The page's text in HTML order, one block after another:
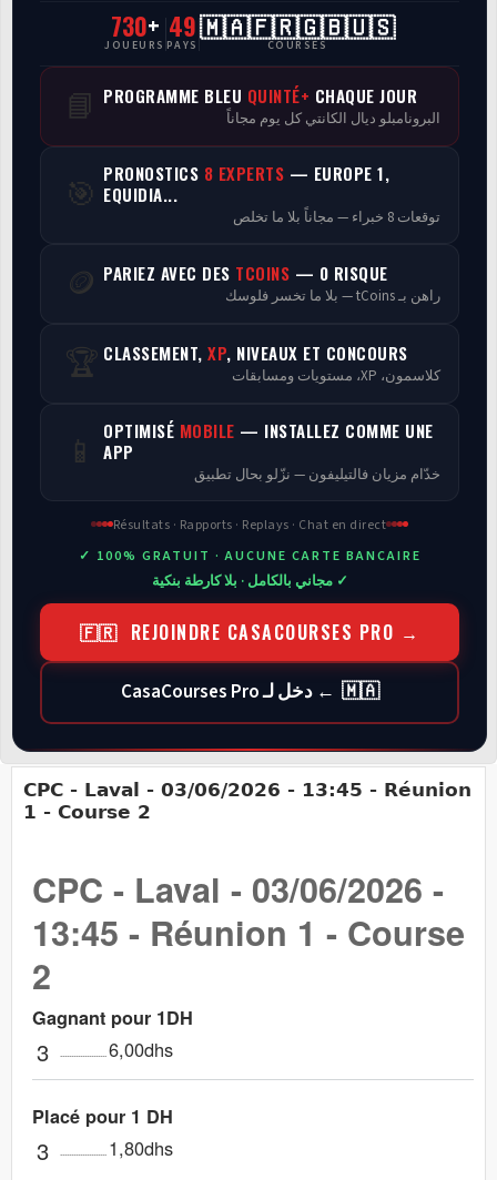
CasaCourses Pro
Resultats/Rapport CPCs
Discussion
Programmes
730+
JOUEURS
49
PAYS
🇲🇦🇫🇷🇬🇧🇺🇸
COURSES
📘 PROGRAMME BLEU QUINTÉ+ CHAQUE JOUR
البرونامبلو ديال الكانتي كل يوم مجاناً
🎯 PRONOSTICS 8 EXPERTS — EUROPE 1,
EQUIDIA...
توقعات 8 خبراء — مجاناً بلا ما تخلص
🪙 PARIEZ AVEC DES TCOINS — 0 RISQUE
راهن بـ tCoins — بلا ما تخسر فلوسك
🏆 CLASSEMENT, XP, NIVEAUX ET CONCOURS
كلاسمون، XP، مستويات ومسابقات
📱 OPTIMISÉ MOBILE — INSTALLEZ COMME UNE
APP
خدّام مزيان فالتيليفون — نزّلو بحال تطبيق
Résultats · Rapports · Replays · Chat en direct
✓ 100% GRATUIT · AUCUNE CARTE BANCAIRE
✓ مجاني بالكامل · بلا كارطة بنكية
🇫🇷 REJOINDRE CASACOURSES PRO →
🇲🇦 ← دخل لـ CasaCourses Pro
CPC - Laval - 03/06/2026 - 13:45 - Réunion
1 - Course 2
CPC - Laval - 03/06/2026 -
13:45 - Réunion 1 - Course
2
Gagnant pour 1DH
3 6,00dhs
Placé pour 1 DH
3 1,80dhs